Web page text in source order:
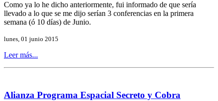
Como ya lo he dicho anteriormente, fui informado de que sería
llevado a lo que se me dijo serían 3 conferencias en la primera
semana (ó 10 días) de Junio.
lunes, 01 junio 2015
Leer más...
Alianza Programa Espacial Secreto y Cobra